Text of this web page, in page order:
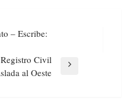
– Escribe:
Civil
al Oeste